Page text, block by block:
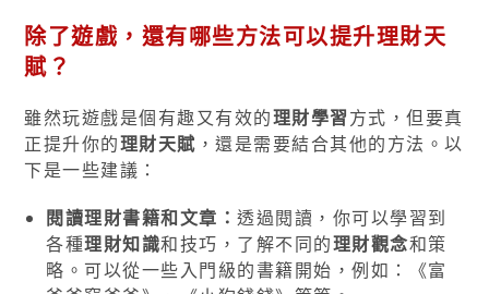
除了遊戲，還有哪些方法可以提升理財天
賦 ？
雖然玩遊戲是個有趣又有效的理財學習方式，但要真
正提升你的理財天賦 ，還是需要結合其他的方法。以
下是一些建議：
閱讀理財書籍和文章：透過閱讀，你可以學習到
各種理財知識和技巧，了解不同的理財觀念和策
略。可以從一些入門級的書籍開始，例如：《富